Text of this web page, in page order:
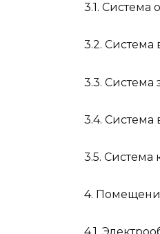
3.1. Система
3.2. Система
3.3. Система
3.4. Система
3.5. Система
4.